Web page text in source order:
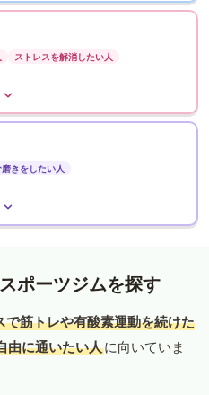
ストレスを解消したい人
磨きをしたい人
ポーツジムを探す
で筋トレや有酸素運動を続けた
由に通いたい人に向いていま